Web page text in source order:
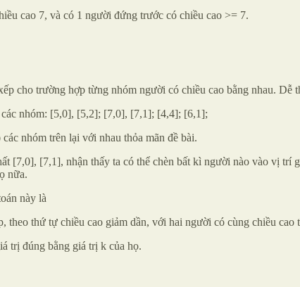
cao 7, và có 1 người đứng trước có chiều cao >= 7.
cho trường hợp từng nhóm người có chiều cao bằng nhau.
nhóm: [5,0], [5,2]; [7,0], [7,1]; [4,4]; [6,1];
nhóm trên lại với nhau thỏa mãn đề bài.
[7,0], [7,1], nhận thấy ta có thể chèn bất kì người nào vào vị
nữa.
này là
theo thứ tự chiều cao giảm dần, với hai người có cùng chiều cao
trị đúng bằng giá trị k của họ.